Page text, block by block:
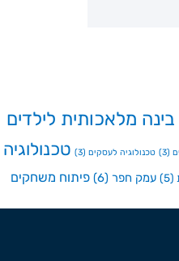
בינה מלאכותית לילדים
(3) טכנולוגיה לעסקים (3)
טכנולוגיה
(5) עמק חפר (6)
פיתוח משחקים